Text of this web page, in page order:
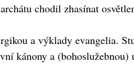
chodil zhasínat
a výklady evangelia.
kánony a (bohoslužebnou)